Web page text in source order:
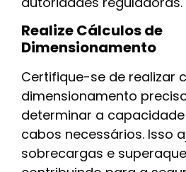
Realize Cálculos de
Dimensionamento
Certifique-se de realizar
dimensionamento
determinar a
cabos necessários. Isso
sobrecargas e